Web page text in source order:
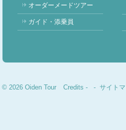
オーダーメードツアー
ガイド・添乗員
© 2026 Oiden Tour Credits - -サイト